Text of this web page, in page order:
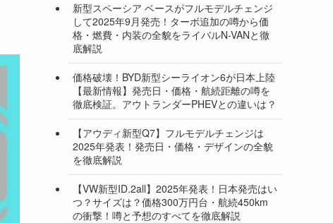
新型スペーシア ベースがフルモデルチェンジ
して2025年9月発売！ターボ追加の噂から価
格・燃費・内装の全貌をライバルN-VANと徹
底解説
価格破壊！BYD新型シーライオン6が日本上陸
【最新情報】発売日・価格・航続距離の噂を
徹底検証。アウトランダーPHEVとの違いは？
【アウディ新型Q7】フルモデルチェンジは
2025年発表！発売日・価格・デザインの全貌
を徹底解説
【VW新型ID.2all】2025年発表！日本発売はい
つ？サイズは？価格300万円台・航続450km
の衝撃！噂と予想のすべてを徹底解説